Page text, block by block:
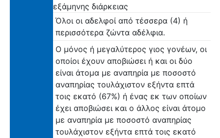
εξάμηνης διάρκειας
Όλοι οι αδελφοί από τέσσερα (4) ή
περισσότερα ζώντα αδέλφια.
Ο μόνος ή μεγαλύτερος γιος γονέων, οι
οποίοι έχουν αποβιώσει ή και οι δύο
είναι άτομα με αναπηρία με ποσοστό
αναπηρίας τουλάχιστον εξήντα επτά
τοις εκατό (67%) ή ένας εκ των οποίων
έχει αποβιώσει και ο άλλος είναι άτομο
με αναπηρία με ποσοστό αναπηρίας
τουλάχιστον εξήντα επτά τοις εκατό